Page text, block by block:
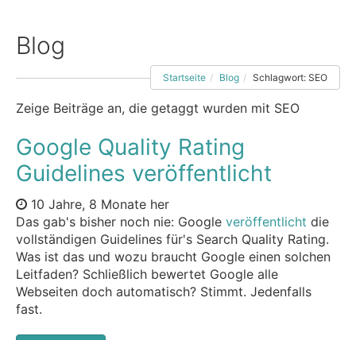
Blog
Startseite Blog Schlagwort: SEO
Zeige Beiträge an, die getaggt wurden mit SEO
Google Quality Rating
Guidelines veröffentlicht
10 Jahre, 8 Monate her
Das gab's bisher noch nie: Google veröffentlicht die
vollständigen Guidelines für's Search Quality Rating.
Was ist das und wozu braucht Google einen solchen
Leitfaden? Schließlich bewertet Google alle
Webseiten doch automatisch? Stimmt. Jedenfalls
fast.